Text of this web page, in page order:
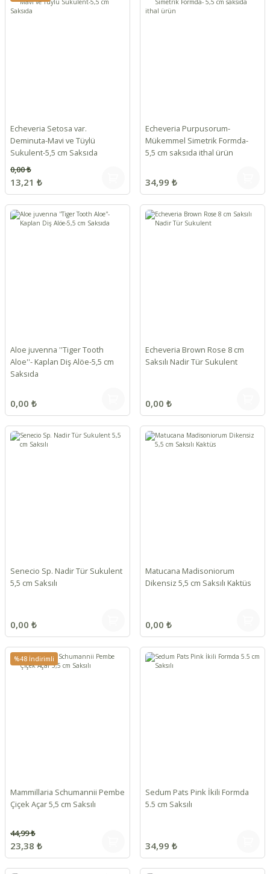
Echeveria Setosa var.
Deminuta-Mavi ve Tüylü
Sukulent-5,5 cm Saksıda
13,21 ₺
0,00 ₺
Echeveria Purpusorum-
Mükemmel Simetrik Formda-
5,5 cm saksıda ithal ürün
34,99 ₺
Aloe juvenna ''Tiger Tooth
Aloe''- Kaplan Diş Alöe-5,5 cm
Saksıda
0,00 ₺
Echeveria Brown Rose 8 cm
Saksılı Nadir Tür Sukulent
0,00 ₺
Senecio Sp. Nadir Tür Sukulent
5,5 cm Saksılı
0,00 ₺
Matucana Madisoniorum
Dikensiz 5,5 cm Saksılı Kaktüs
0,00 ₺
%48 İndirimli
Mammillaria Schumannii Pembe
Çiçek Açar 5,5 cm Saksılı
23,38 ₺
44,99 ₺
Sedum Pats Pink İkili Formda
5.5 cm Saksılı
34,99 ₺